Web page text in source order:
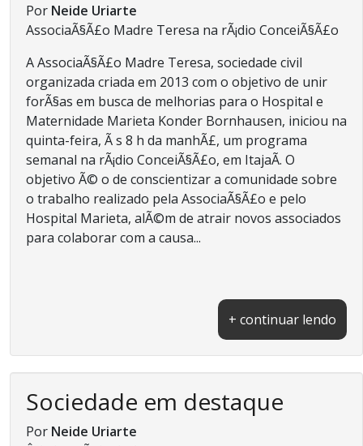
Por Neide Uriarte
AssociaÃ§Ã£o Madre Teresa na rÃ¡dio ConceiÃ§Ã£o
A AssociaÃ§Ã£o Madre Teresa, sociedade civil
organizada criada em 2013 com o objetivo de unir
forÃ§as em busca de melhorias para o Hospital e
Maternidade Marieta Konder Bornhausen, iniciou na
quinta-feira, Ã s 8 h da manhÃ£, um programa
semanal na rÃ¡dio ConceiÃ§Ã£o, em ItajaÃ­. O
objetivo Ã© o de conscientizar a comunidade sobre
o trabalho realizado pela AssociaÃ§Ã£o e pelo
Hospital Marieta, alÃ©m de atrair novos associados
para colaborar com a causa...
+ continuar lendo
Sociedade em destaque
Por Neide Uriarte